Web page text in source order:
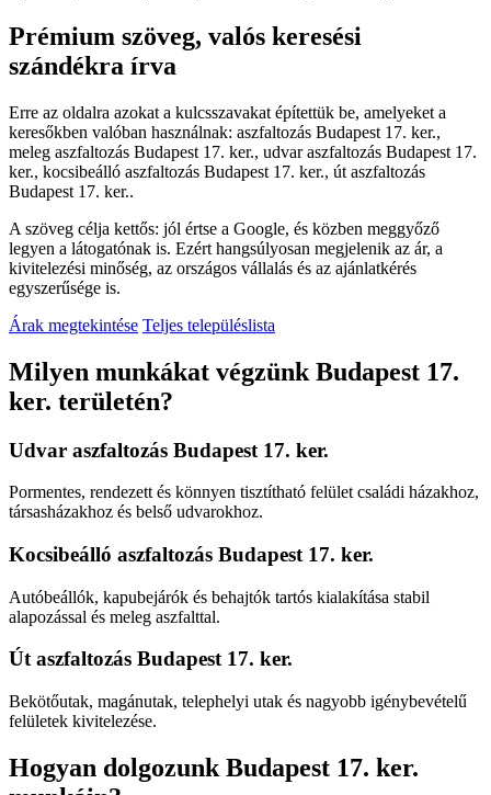
Prémium szöveg, valós keresési
szándékra írva
Erre az oldalra azokat a kulcsszavakat építettük be, amelyeket a
keresőkben valóban használnak: aszfaltozás Budapest 17. ker.,
meleg aszfaltozás Budapest 17. ker., udvar aszfaltozás Budapest 17.
ker., kocsibeálló aszfaltozás Budapest 17. ker., út aszfaltozás
Budapest 17. ker..
A szöveg célja kettős: jól értse a Google, és közben meggyőző
legyen a látogatónak is. Ezért hangsúlyosan megjelenik az ár, a
kivitelezési minőség, az országos vállalás és az ajánlatkérés
egyszerűsége is.
Árak megtekintése Teljes településlista
Milyen munkákat végzünk Budapest 17.
ker. területén?
Udvar aszfaltozás Budapest 17. ker.
Pormentes, rendezett és könnyen tisztítható felület családi házakhoz,
társasházakhoz és belső udvarokhoz.
Kocsibeálló aszfaltozás Budapest 17. ker.
Autóbeállók, kapubejárók és behajtók tartós kialakítása stabil
alapozással és meleg aszfalttal.
Út aszfaltozás Budapest 17. ker.
Bekötőutak, magánutak, telephelyi utak és nagyobb igénybevételű
felületek kivitelezése.
Hogyan dolgozunk Budapest 17. ker.